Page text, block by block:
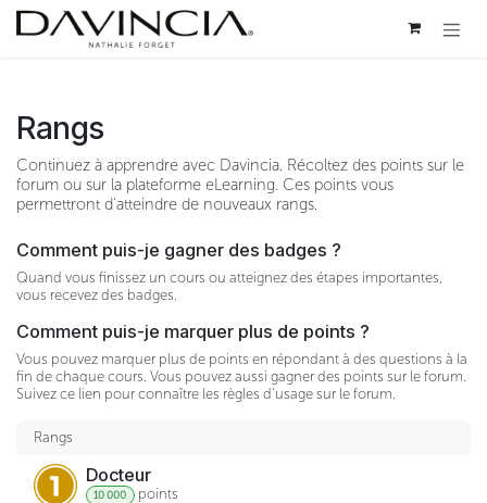
Se rendre au contenu
Rangs
Continuez à apprendre avec Davincia. Récoltez des points sur le
forum ou sur la plateforme eLearning. Ces points vous
permettront d'atteindre de nouveaux rangs.
Comment puis-je gagner des badges ?
Quand vous finissez un cours ou atteignez des étapes importantes,
vous recevez des badges.
Comment puis-je marquer plus de points ?
Vous pouvez marquer plus de points en répondant à des questions à la
fin de chaque cours. Vous pouvez aussi gagner des points sur le forum.
Suivez ce lien pour connaître les règles d'usage sur le forum.
Rangs
Docteur
10 000 points